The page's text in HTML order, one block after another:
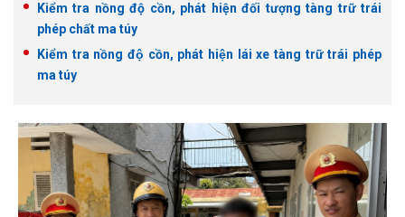
Kiểm tra nồng độ cồn, phát hiện đối tượng tàng trữ trái
phép chất ma túy
Kiểm tra nồng độ cồn, phát hiện lái xe tàng trữ trái phép
ma túy